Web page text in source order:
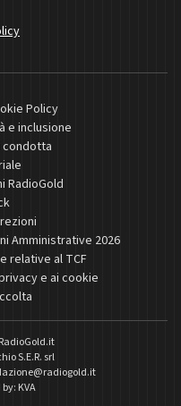
Policy
e inclusione
condotta
RadioGold
Amministrative 2026
relative al TCF
e ai cookie
RadioGold.it
S.E.R. srl
KVA